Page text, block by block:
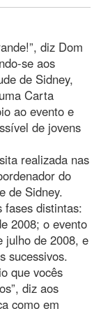
diz Dom
se aos
de Sidney,
Carta
ao evento e
de jovens
realizada nas
do
de Sidney.
fases distintas:
2008; o evento
julho de 2008, e
sucessivos.
que vocês
diz aos
como em